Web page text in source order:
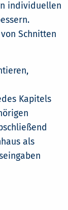
individuellen
Schnitten
Kapitels
als